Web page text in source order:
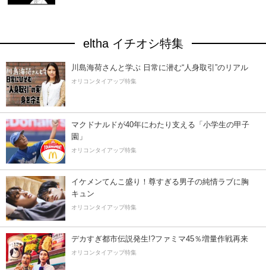
eltha イチオシ特集
川島海荷さんと学ぶ 日常に潜む“人身取引”のリアル
オリコンタイアップ特集
マクドナルドが40年にわたり支える「小学生の甲子
園」
オリコンタイアップ特集
イケメンてんこ盛り！尊すぎる男子の純情ラブに胸
キュン
オリコンタイアップ特集
デカすぎ都市伝説発生!?ファミマ45％増量作戦再来
オリコンタイアップ特集